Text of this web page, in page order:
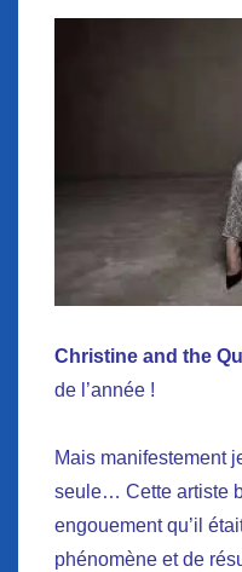
Christine and the
de l’année !
Mais manifestement
seule… Cette artiste
engouement qu’il
phénomène et de